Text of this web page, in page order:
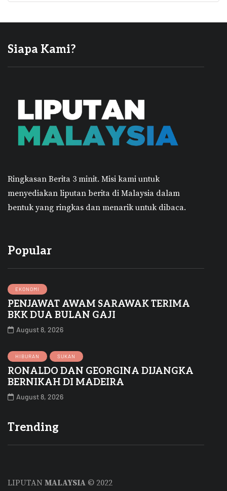
Siapa Kami?
Ringkasan Berita 3 minit. Misi kami untuk
menyediakan liputan berita di Malaysia dalam
bentuk yang ringkas dan menarik untuk dibaca.
Popular
EKONOMI
PENJAWAT AWAM SARAWAK TERIMA
BKK DUA BULAN GAJI
August 8, 2026
HIBURAN SUKAN
RONALDO DAN GEORGINA DIJANGKA
BERNIKAH DI MADEIRA
August 8, 2026
Trending
LIPUTAN MALAYSIA © 2022